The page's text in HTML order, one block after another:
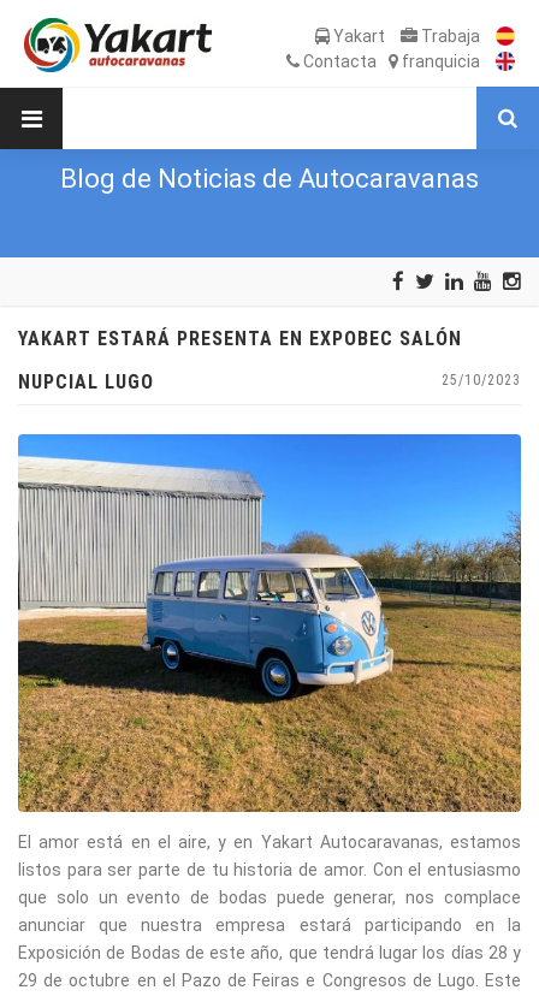
Yakart
Trabaja
Contacta
franquicia
Blog de Noticias de Autocaravanas
YAKART ESTARÁ PRESENTA EN EXPOBEC SALÓN
NUPCIAL LUGO
25/10/2023
El amor está en el aire, y en Yakart Autocaravanas, estamos
listos para ser parte de tu historia de amor. Con el entusiasmo
que solo un evento de bodas puede generar, nos complace
anunciar que nuestra empresa estará participando en la
Exposición de Bodas de este año, que tendrá lugar los días 28 y
29 de octubre en el Pazo de Feiras e Congresos de Lugo. Este